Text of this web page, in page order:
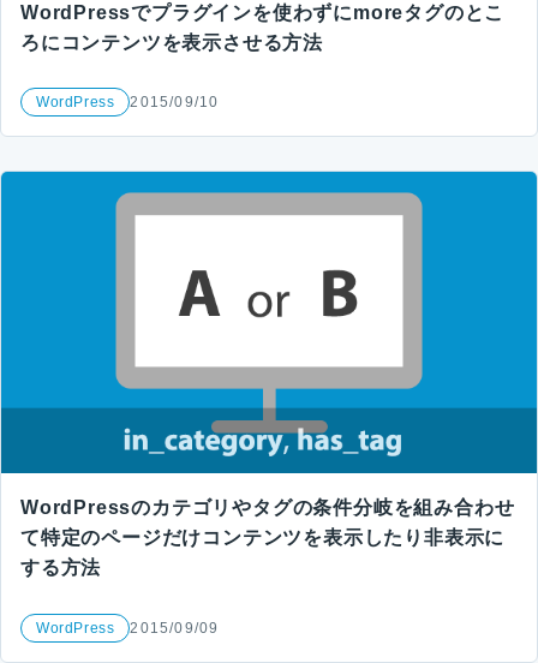
WordPressでプラグインを使わずにmoreタグのとこ
ろにコンテンツを表示させる方法
WordPress 2015/09/10
WordPressのカテゴリやタグの条件分岐を組み合わせ
て特定のページだけコンテンツを表示したり非表示に
する方法
WordPress 2015/09/09